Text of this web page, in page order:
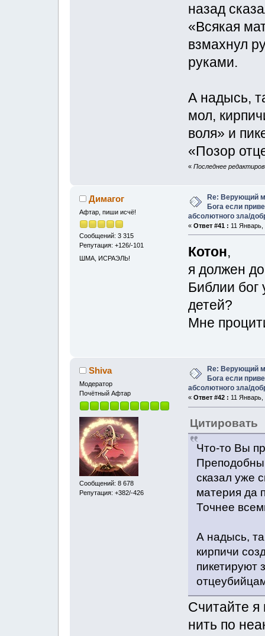
назад
«Всякая
взмахнул
руками.
А надысь,
мол,
воля» и
«Позор
« Последнее
Димагог
Афтар, пиши исчё!
Сообщений: 3 315
Репутация: +126/-101
ШМА, ИСРАЭЛЬ!
Re: Верующий
Бога если
абсолютного зла/
« Ответ #41 : 11 Январь,
Котон,
я должен
Библии
детей?
Мне
Shiva
Модератор
Почётный Афтар
Сообщений: 8 678
Репутация: +382/-426
Re: Верующий
Бога если
абсолютного зла/
« Ответ #42 : 11 Январь,
Цитировать
Что-то Вы
сказал уже
материя да
Точнее
А надысь,
кирпичи
пикетируют
Считайте я
нить по